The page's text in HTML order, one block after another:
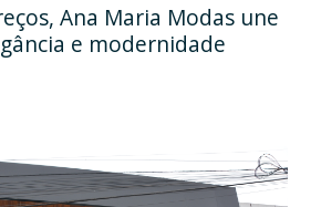
Ana Maria Modas une
e modernidade